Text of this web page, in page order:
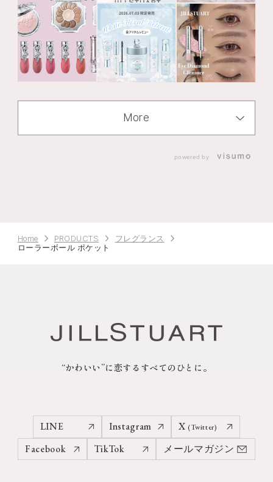
More
powered by
Home PRODUCTS
フレグランス
ローラーボール ポケット
“かわいい”に恋するすべてのひとに。
LINE Instagram X (Twitter)
Facebook TikTok メールマガジン